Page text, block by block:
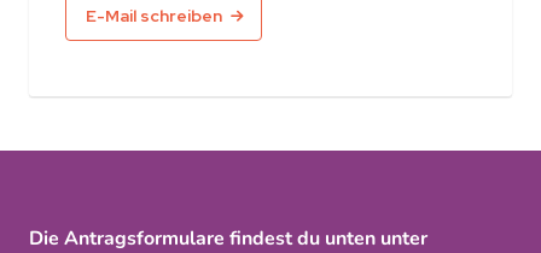
E-Mail schreiben
Die Antragsformulare findest du unten unter